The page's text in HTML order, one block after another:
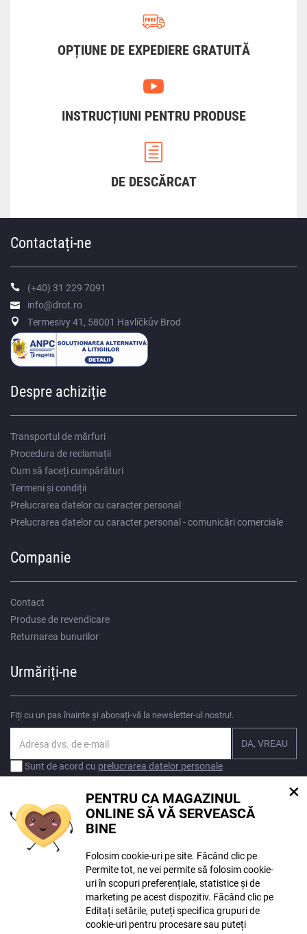
PENTRU CA MAGAZINUL
ONLINE SĂ VĂ SERVEASCĂ
BINE
Folosim cookie-uri pe site. Făcând clic pe
Permite tot, ne vei permite să folosim cookie-
uri în scopuri preferențiale, statistice și de
marketing pe acest dispozitiv. Făcând clic pe
Editați setările, puteți specifica grupuri de
cookie-uri pentru procesare sau puteți
×
OPȚIUNE DE EXPEDIERE GRATUITĂ
INSTRUCȚIUNI PENTRU PRODUSE
DE DESCĂRCAT
Contactați-ne
(+40) 31 229 7091
info@drot.ro
Termesivy 41, 58001 Havlíčkův Brod
Despre achiziție
Transportul de mărfuri
Procedura de reclamații
Cum să faceți cumpărături
Termeni și condiții
Prelucrarea datelor cu caracter personal
Prelucrarea datelor cu caracter personal - comunicări comerciale
Companie
Contact
Produse de revendicare
Returnarea bunurilor
Urmăriți-ne
Fiți cu un pas înainte și abonați-vă la newsletter-ul nostru!.
Sunt de acord cu prelucrarea datelor personale
Este posibil ca instrumentele de inteligență artificială să fi fost folosite în
crearea conținutului. Mai multeinformații aici.
© Copyright ECLIPSERA s.r.o.
Toate drepturile rezervate
Versiune maghiară